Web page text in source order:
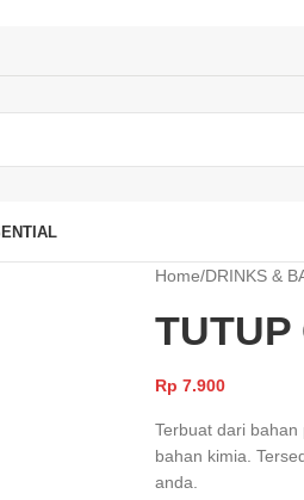
Home/DRINKS &
Rp 7.900
Terbuat dari
bahan kimia.
anda.